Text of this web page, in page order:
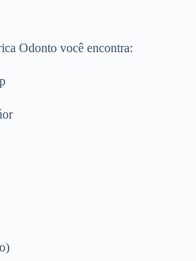
Odonto você encontra: